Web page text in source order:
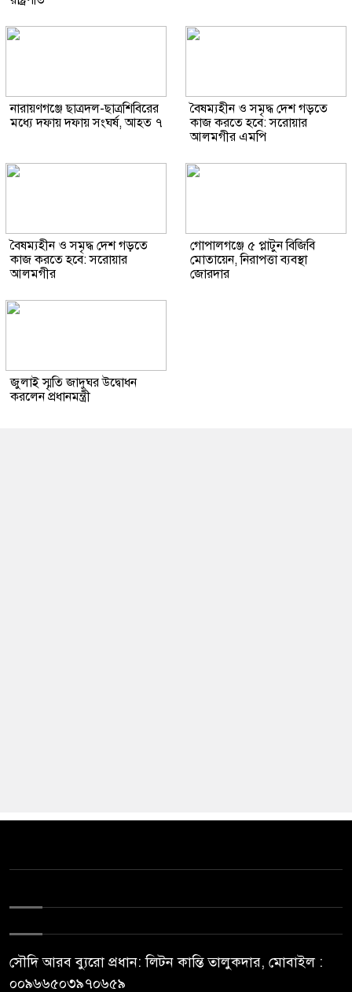
নারায়ণগঞ্জে ছাত্রদল-ছাত্রশিবিরের
মধ্যে দফায় দফায় সংঘর্ষ, আহত ৭
বৈষম্যহীন ও সমৃদ্ধ দেশ গড়তে
কাজ করতে হবে: সরোয়ার
আলমগীর এমপি
বৈষম্যহীন ও সমৃদ্ধ দেশ গড়তে
কাজ করতে হবে: সরোয়ার
আলমগীর
গোপালগঞ্জে ৫ প্লাটুন বিজিবি
মোতায়েন, নিরাপত্তা ব্যবস্থা
জোরদার
জুলাই স্মৃতি জাদুঘর উদ্বোধন
করলেন প্রধানমন্ত্রী
সৌদি আরব ব্যুরো প্রধান: লিটন কান্তি তালুকদার, মোবাইল :
০০৯৬৬৫০৩৯৭০৬৫৯